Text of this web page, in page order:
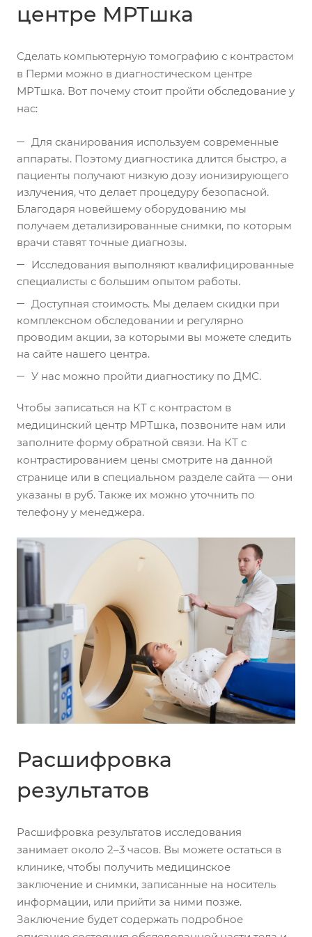
центре МРТшка
Сделать компьютерную томографию с контрастом
в Перми можно в диагностическом центре
МРТшка. Вот почему стоит пройти обследование у
нас:
Для сканирования используем современные
аппараты. Поэтому диагностика длится быстро, а
пациенты получают низкую дозу ионизирующего
излучения, что делает процедуру безопасной.
Благодаря новейшему оборудованию мы
получаем детализированные снимки, по которым
врачи ставят точные диагнозы.
Исследования выполняют квалифицированные
специалисты с большим опытом работы.
Доступная стоимость. Мы делаем скидки при
комплексном обследовании и регулярно
проводим акции, за которыми вы можете следить
на сайте нашего центра.
У нас можно пройти диагностику по ДМС.
Чтобы записаться на КТ с контрастом в
медицинский центр МРТшка, позвоните нам или
заполните форму обратной связи. На КТ с
контрастированием цены смотрите на данной
странице или в специальном разделе сайта — они
указаны в руб. Также их можно уточнить по
телефону у менеджера.
Расшифровка
результатов
Расшифровка результатов исследования
занимает около 2–3 часов. Вы можете остаться в
клинике, чтобы получить медицинское
заключение и снимки, записанные на носитель
информации, или прийти за ними позже.
Заключение будет содержать подробное